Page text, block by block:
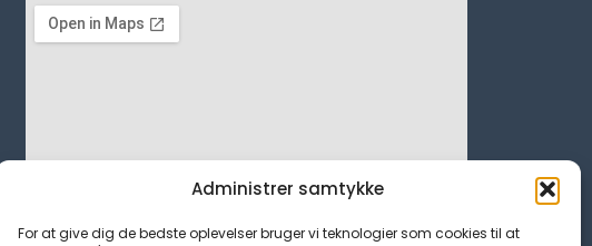
Administrer samtykke
For at give dig de bedste oplevelser bruger vi teknologier som cookies til at